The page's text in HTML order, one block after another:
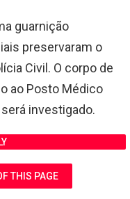
guarnição
preservaram o
Civil. O corpo de
ao Posto Médico
investigado.
THIS PAGE